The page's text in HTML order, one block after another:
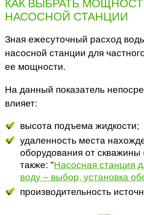
КАК ВЫБРАТЬ
НАСОСНОЙ СТАНЦИИ
Зная ежесуточный расход
насосной станции для
ее мощности.
На данный показатель
влияет:
высота подъема жидкости;
удаленность места
оборудования от скважины
также: "Насосная станция
воду – выбор, установка
производительность